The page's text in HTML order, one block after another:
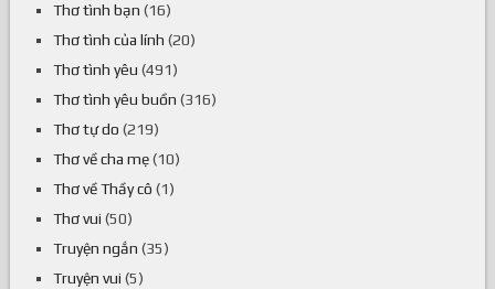
Thơ tình bạn (16)
Thơ tình của lính (20)
Thơ tình yêu (491)
Thơ tình yêu buồn (316)
Thơ tự do (219)
Thơ về cha mẹ(10)
Thơ về Thầy cô (1)
Thơ vui (50)
Truyện ngắn (35)
Truyện vui (5)